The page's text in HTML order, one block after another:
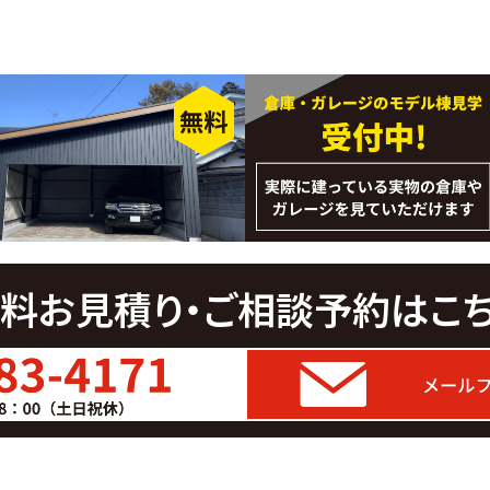
お見積り・ご相談予約はこ